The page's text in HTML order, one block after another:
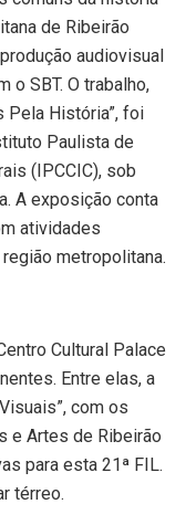
de Ribeirão
audiovisual
o SBT. O trabalho,
Pela História”, foi
Paulista de
(IPCCIC), sob
A exposição conta
atividades
metropolitana.
Cultural Palace
Entre elas, a
com os
e Artes de Ribeirão
para esta 21ª FIL.
térreo.